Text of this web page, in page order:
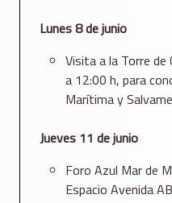
Lunes 8 de junio
Visita a la Torre
a 12:00 h, para
Marítima y
Jueves 11 de junio
Foro Azul Mar de
Espacio Avenida